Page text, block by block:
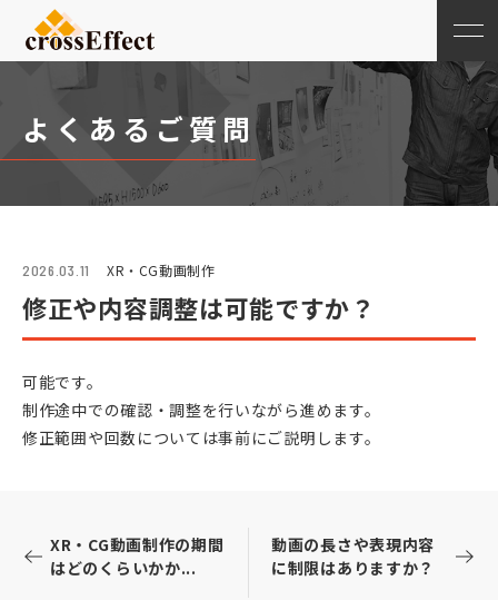
よくあるご質問
2026.03.11 XR・CG動画制作
修正や内容調整は可能ですか？
可能です。
制作途中での確認・調整を行いながら進めます。
修正範囲や回数については事前にご説明します。
XR・CG動画制作の期間
はどのくらいかか...
動画の長さや表現内容
に制限はありますか？